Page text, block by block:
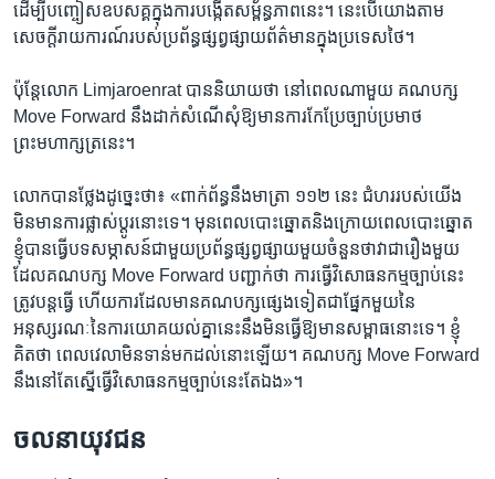
ដើម្បី​បញ្ចៀស​ឧបសគ្គ​ក្នុង​ការ​បង្កើត​សម្ព័ន្ធភាព​នេះ។ នេះ​បើ​យោង​តាម​
សេចក្ដី​រាយការណ៍​របស់​ប្រព័ន្ធ​ផ្សព្វផ្សាយ​ព័ត៌មាន​ក្នុង​ប្រទេស​ថៃ។
ប៉ុន្តែ​លោក Limjaroenrat បាន​និយាយ​ថា នៅ​ពេល​ណា​មួយ គណបក្ស
Move Forward នឹង​ដាក់​សំណើ​សុំ​ឱ្យ​មាន​ការ​កែប្រែ​ច្បាប់​ប្រមាថ​
ព្រះមហាក្សត្រ​នេះ។
លោក​បាន​ថ្លែង​ដូច្នេះ​ថា៖ «ពាក់ព័ន្ធ​នឹង​មាត្រា ១១២ នេះ ជំហរ​របស់​យើង​
មិន​មាន​ការ​ផ្លាស់ប្តូរ​នោះ​ទេ។ មុន​ពេល​បោះឆ្នោត​និង​ក្រោយ​ពេល​បោះឆ្នោត
ខ្ញុំ​បាន​ធ្វើ​បទ​សម្ភាសន៍​ជាមួយ​ប្រព័ន្ធ​ផ្សព្វផ្សាយ​មួយ​ចំនួន​ថា​វា​ជា​រឿង​មួយ​
ដែល​គណបក្ស Move Forward បញ្ជាក់​ថា ការ​ធ្វើ​វិសោធនកម្ម​ច្បាប់​នេះ​
ត្រូវ​បន្ត​ធ្វើ ហើយ​ការ​ដែល​មាន​គណបក្ស​ផ្សេង​ទៀត​ជា​ផ្នែក​មួយ​នៃ​
អនុស្សរណៈ​នៃ​ការ​យោគយល់​គ្នា​នេះ​នឹង​មិន​ធ្វើ​ឱ្យ​មាន​សម្ពាធ​នោះ​ទេ។ ខ្ញុំ​
គិត​ថា ពេល​វេលា​មិន​ទាន់​មក​ដល់​នោះ​ឡើយ។ គណបក្ស Move Forward
នឹង​នៅតែ​ស្នើ​ធ្វើ​វិសោធនកម្ម​ច្បាប់​នេះ​តែ​ឯង»។
ចលនា​យុវជន